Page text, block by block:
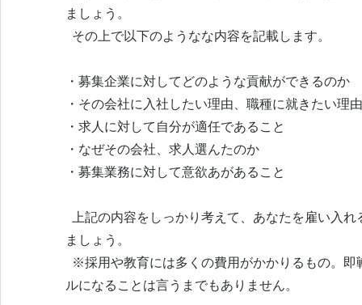
ましょう。
その上で以下のようなな内容を記載します。
・募集企業に対してどのような貢献ができるのか
・その会社に入社したい理由、職種に就きたい理由
・求人に対して自分が適任であること
・なぜその会社、求人選んたのか
・募集業務に対して意欲あがあること
上記の内容をしっかり考えて、あなたを雇い入
ましょう。
※採用や教育には多くの費用がかかりるもの。
ルになることは言うまでもありません。